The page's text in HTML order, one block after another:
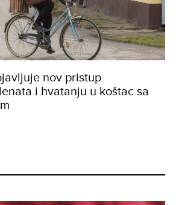
nov pristup
i hvatanju u koštac sa